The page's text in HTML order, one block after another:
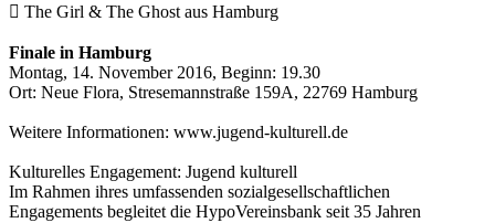
 The Girl & The Ghost aus Hamburg
Finale in Hamburg
Montag, 14. November 2016, Beginn: 19.30
Ort: Neue Flora, Stresemannstraße 159A, 22769 Hamburg
Weitere Informationen: www.jugend-kulturell.de
Kulturelles Engagement: Jugend kulturell
Im Rahmen ihres umfassenden sozialgesellschaftlichen
Engagements begleitet die HypoVereinsbank seit 35 Jahren